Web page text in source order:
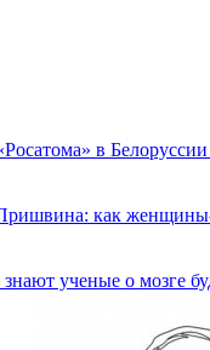
в Белоруссии
как
ученые о мозге